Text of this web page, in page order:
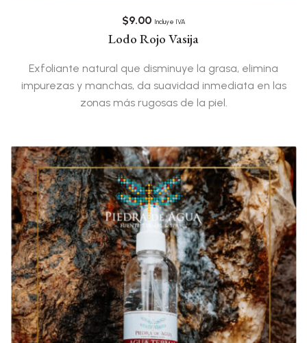
$9.00 Incluye IVA
Lodo Rojo Vasija
Exfoliante natural que disminuye la grasa, elimina
impurezas y manchas, da suavidad inmediata en las
zonas más rugosas de la piel.